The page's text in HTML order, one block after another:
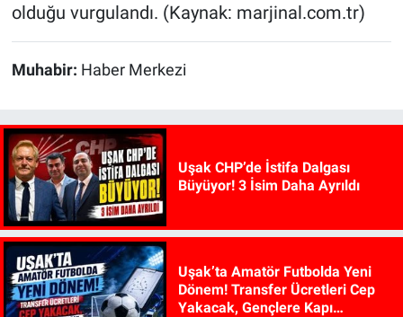
olduğu vurgulandı. (Kaynak: marjinal.com.tr)
Muhabir: Haber Merkezi
Uşak CHP’de İstifa Dalgası
Büyüyor! 3 İsim Daha Ayrıldı
Uşak’ta Amatör Futbolda Yeni
Dönem! Transfer Ücretleri Cep
Yakacak, Gençlere Kapı